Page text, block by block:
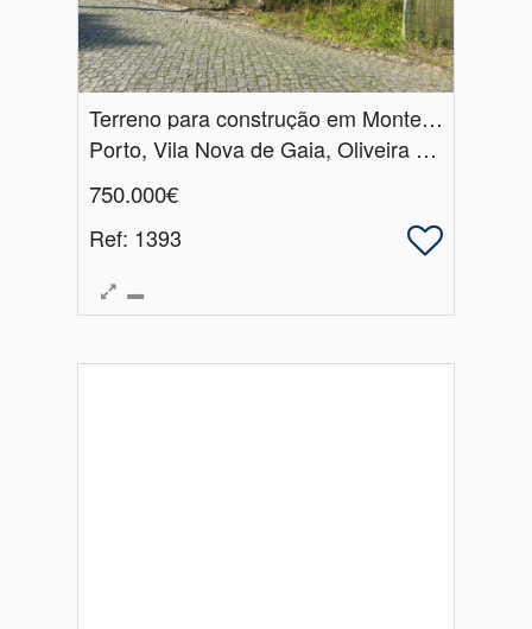
Terreno para construção em Monte da Virgem, Vila Nova de Gaia
Porto, Vila Nova de Gaia, Oliveira do Douro
750.000€
Ref: 1393